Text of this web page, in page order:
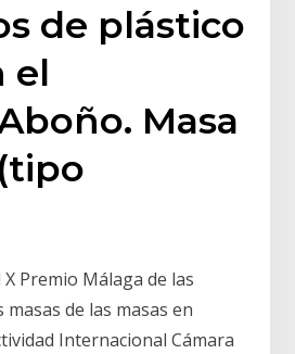
de plástico
el
Masa
Premio Málaga de las
de las masas en
Internacional Cámara